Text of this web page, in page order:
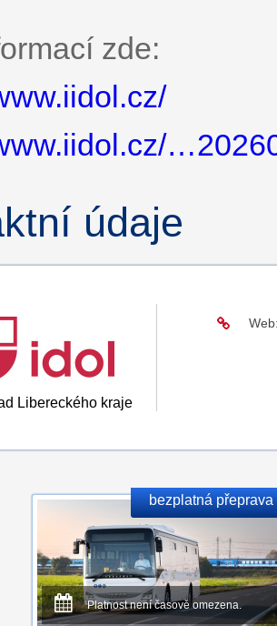
zde:
údaje
Libereckého kraje
bezplatná přeprava
Platnost není časově omezena.